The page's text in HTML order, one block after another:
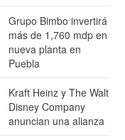
Grupo Bimbo invertirá
más de 1,760 mdp en
nueva planta en
Puebla
Kraft Heinz y The Walt
Disney Company
anuncian una alianza